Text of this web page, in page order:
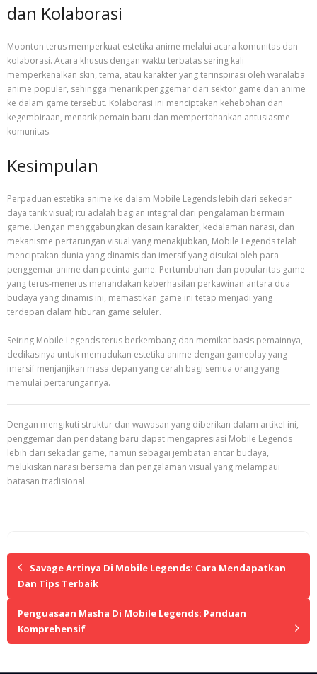
dan Kolaborasi
Moonton terus memperkuat estetika anime melalui acara komunitas dan
kolaborasi. Acara khusus dengan waktu terbatas sering kali
memperkenalkan skin, tema, atau karakter yang terinspirasi oleh waralaba
anime populer, sehingga menarik penggemar dari sektor game dan anime
ke dalam game tersebut. Kolaborasi ini menciptakan kehebohan dan
kegembiraan, menarik pemain baru dan mempertahankan antusiasme
komunitas.
Kesimpulan
Perpaduan estetika anime ke dalam Mobile Legends lebih dari sekedar
daya tarik visual; itu adalah bagian integral dari pengalaman bermain
game. Dengan menggabungkan desain karakter, kedalaman narasi, dan
mekanisme pertarungan visual yang menakjubkan, Mobile Legends telah
menciptakan dunia yang dinamis dan imersif yang disukai oleh para
penggemar anime dan pecinta game. Pertumbuhan dan popularitas game
yang terus-menerus menandakan keberhasilan perkawinan antara dua
budaya yang dinamis ini, memastikan game ini tetap menjadi yang
terdepan dalam hiburan game seluler.
Seiring Mobile Legends terus berkembang dan memikat basis pemainnya,
dedikasinya untuk memadukan estetika anime dengan gameplay yang
imersif menjanjikan masa depan yang cerah bagi semua orang yang
memulai pertarungannya.
Dengan mengikuti struktur dan wawasan yang diberikan dalam artikel ini,
penggemar dan pendatang baru dapat mengapresiasi Mobile Legends
lebih dari sekadar game, namun sebagai jembatan antar budaya,
melukiskan narasi bersama dan pengalaman visual yang melampaui
batasan tradisional.
Savage Artinya Di Mobile Legends: Cara Mendapatkan
Dan Tips Terbaik
Penguasaan Masha Di Mobile Legends: Panduan
Komprehensif